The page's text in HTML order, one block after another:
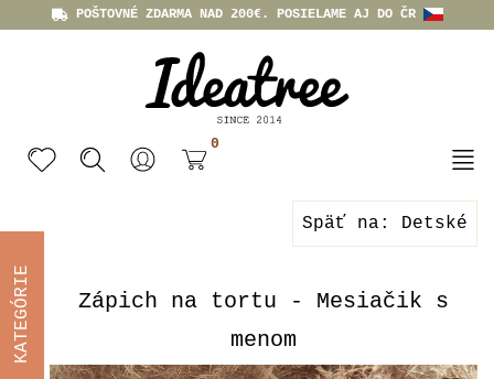
POŠTOVNÉ ZDARMA NAD 200€. POSIELAME AJ DO ČR
0
Späť na: Detské
Zápich na tortu - Mesiačik s
menom
KATEGÓRIE